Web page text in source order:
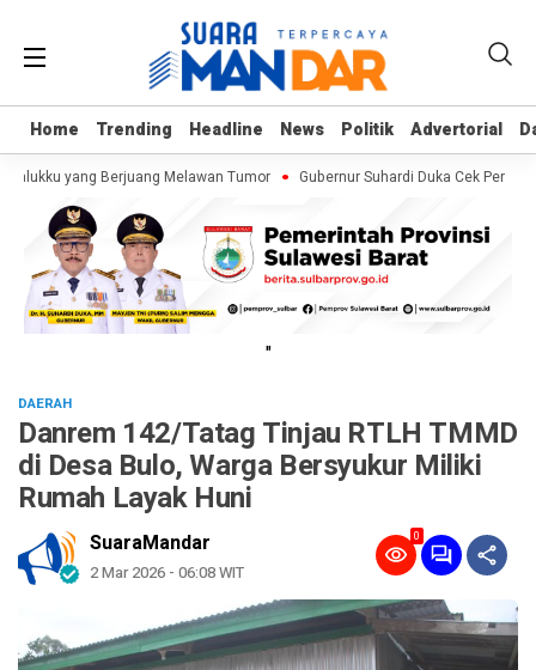
Home Trending Headline News Politik Advertorial
Home Trending Headline News Politik Advertorial
yang Berjuang Melawan Tumor Gubernur Suhardi Duka Cek
"
DAERAH
Danrem 142/Tatag Tinjau RTLH TMMD
di Desa Bulo, Warga Bersyukur Miliki
Rumah Layak Huni
SuaraMandar
2 Mar 2026 - 06:08 WIT
0